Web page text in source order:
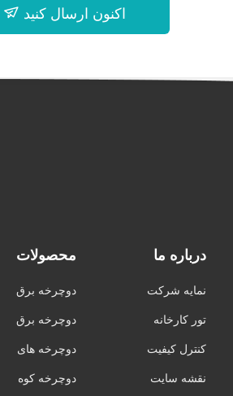
اکنون ارسال کنید
محصولات
دوچرخه برق
دوچرخه برق
ی با لاستیک
دوچرخه های
شهری الکتر
دوچرخه کوه
درباره ما
نمایه شرکت
تور کارخانه
کنترل کیفیت
نقشه سایت